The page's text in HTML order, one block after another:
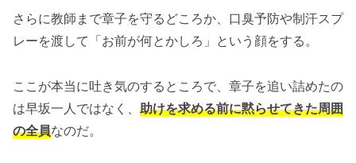
さらに教師まで章子を守るどころか、口臭予防や制汗スプ
レーを渡して「お前が何とかしろ」という顔をする。
ここが本当に吐き気のするところで、章子を追い詰めたの
は早坂一人ではなく、 助けを求める前に黙らせてきた周囲
の全員なのだ。